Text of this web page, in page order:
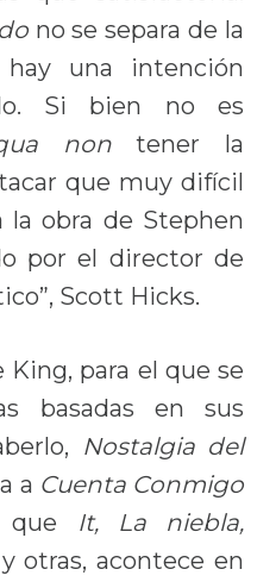
no se separa de la
una intención
Si bien no es
nontener la
que muy difícil
la obra de Stephen
por el director de
Scott Hicks.
King, para el que se
basadas en sus
Nostalgia del
a Cuenta Conmigo
que
It, La niebla,
otras, acontece en